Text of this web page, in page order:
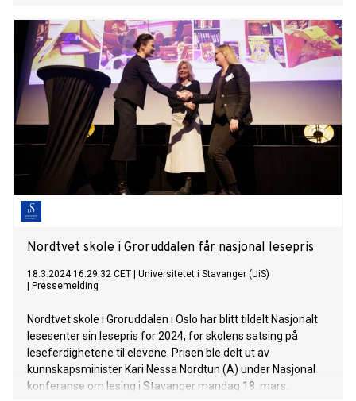
Nordtvet skole i Groruddalen får nasjonal lesepris
18.3.2024 16:29:32 CET
Universitetet i Stavanger (UiS)
Pressemelding
Nordtvet skole i Groruddalen i Oslo har blitt tildelt Nasjonalt
lesesenter sin lesepris for 2024, for skolens satsing på
leseferdighetene til elevene. Prisen ble delt ut av
kunnskapsminister Kari Nessa Nordtun (A) under Nasjonal
konferanse om lesing i Stavanger mandag 18. mars.